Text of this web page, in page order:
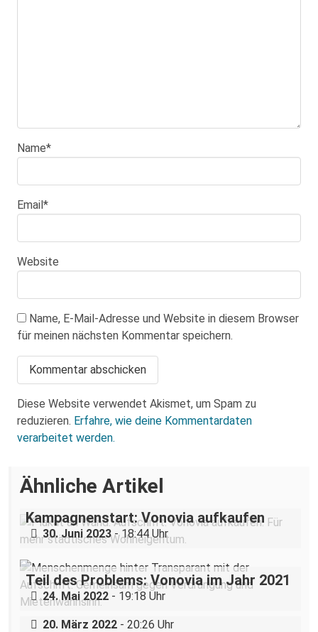
Name*
Email*
Website
Name, E-Mail-Adresse und Website in diesem Browser
für meinen nächsten Kommentar speichern.
Diese Website verwendet Akismet, um Spam zu
reduzieren. Erfahre, wie deine Kommentardaten
verarbeitet werden.
Ähnliche Artikel
Kampagnenstart: Vonovia aufkaufen
30. Juni 2023- 18:44 Uhr
Teil des Problems: Vonovia im Jahr 2021
24. Mai 2022 - 19:18 Uhr
„Wenn du nicht mal die Krümel
bekommst“ – Ausstellung zu
Obdachlosigkeit und Housing First
20. März 2022 - 20:26 Uhr